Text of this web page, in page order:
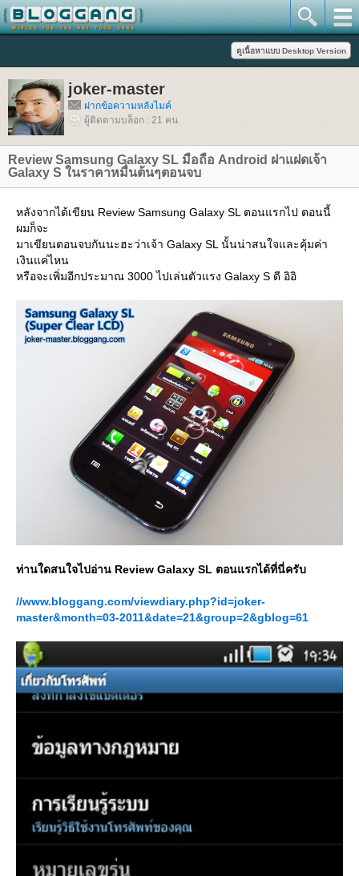
joker-master
ฝากข้อความหลังไมค์
ผู้ติดตามบล็อก : 21 คน
Review Samsung Galaxy SL มือถือ Android ฝาแฝดเจ้า
Galaxy S ในราคาหมื่นต้นๆตอนจบ
หลังจากได้เขียน Review Samsung Galaxy SL ตอนแรกไป ตอนนี้
ผมก็จะ
มาเขียนตอนจบกันนะฮะว่าเจ้า Galaxy SL นั้นน่าสนใจและคุ้มค่า
เงินแค่ไหน
หรือจะเพิ่มอีกประมาณ 3000 ไปเล่นตัวแรง Galaxy S ดี อิอิ
ท่านใดสนใจไปอ่าน Review Galaxy SL ตอนแรกได้ที่นี่ครับ
//www.bloggang.com/viewdiary.php?id=joker-
master&month=03-2011&date=21&group=2&gblog=61